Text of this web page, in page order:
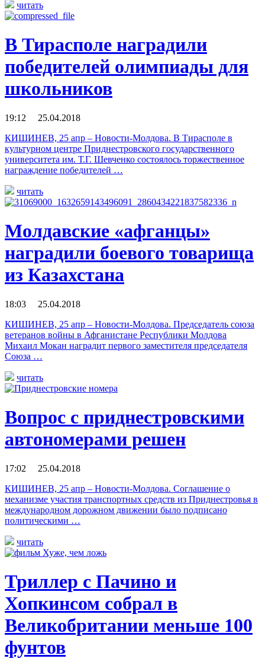
читать
В Тирасполе наградили
победителей олимпиады для
школьников
19:12 25.04.2018
КИШИНЕВ, 25 апр – Новости-Молдова. В Тирасполе в
культурном центре Приднестровского государственного
университета им. Т.Г. Шевченко состоялось торжественное
награждение победителей …
читать
Молдавские «афганцы»
наградили боевого товарища
из Казахстана
18:03 25.04.2018
КИШИНЕВ, 25 апр – Новости-Молдова. Председатель союза
ветеранов войны в Афганистане Республики Молдова
Михаил Мокан наградит первого заместителя председателя
Союза …
читать
Вопрос с приднестровскими
автономерами решен
17:02 25.04.2018
КИШИНЕВ, 25 апр – Новости-Молдова. Соглашение о
механизме участия транспортных средств из Приднестровья в
международном дорожном движении было подписано
политическими …
читать
Триллер с Пачино и
Хопкинсом собрал в
Великобритании меньше 100
фунтов